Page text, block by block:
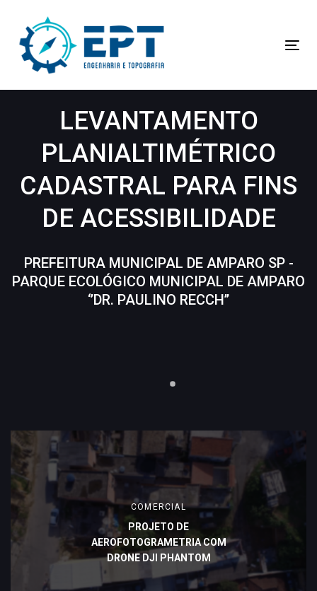
Skip
links
primary
navigation
LEVANTAMENTO
PLANIALTIMÉTRICO
CADASTRAL PARA FINS
DE ACESSIBILIDADE
PREFEITURA MUNICIPAL DE AMPARO SP -
PARQUE ECOLÓGICO MUNICIPAL DE AMPARO
‘’DR. PAULINO RECCH’’
COMERCIAL
PROJETO DE
AEROFOTOGRAMETRIA COM
DRONE DJI PHANTOM